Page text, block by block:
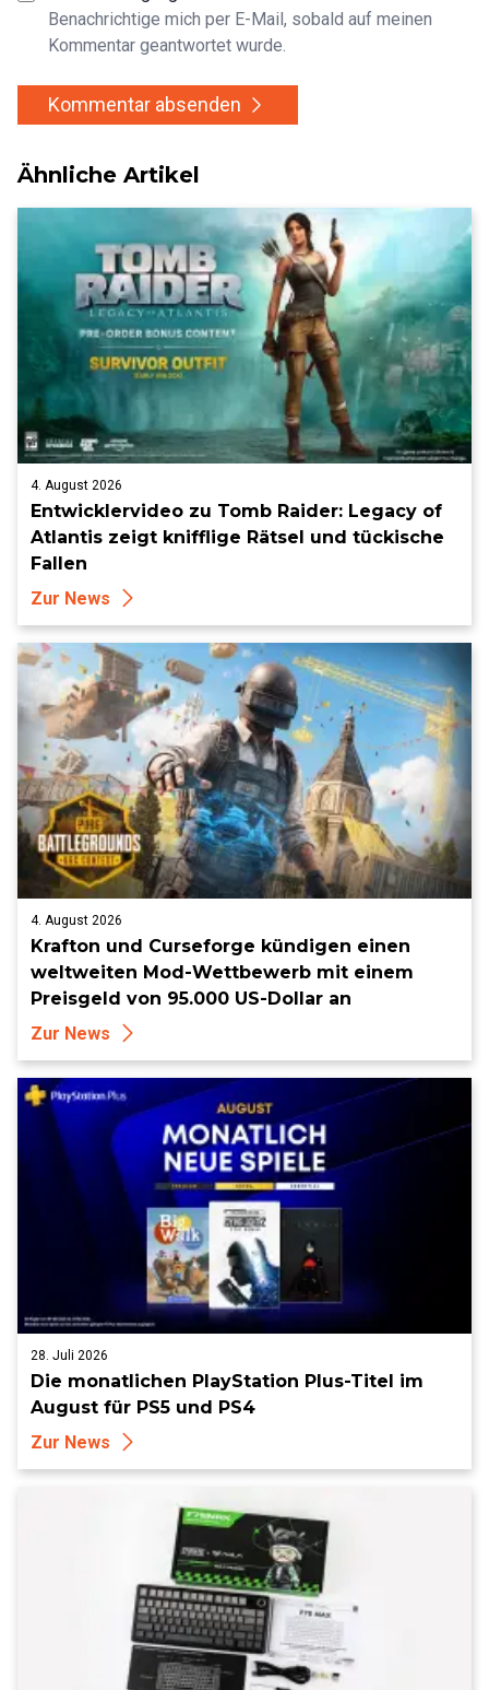
Benachrichtige mich per E-Mail, sobald auf meinen
Kommentar geantwortet wurde.
Kommentar absenden
Ähnliche Artikel
4. August 2026
Entwicklervideo zu Tomb Raider: Legacy of
Atlantis zeigt knifflige Rätsel und tückische
Fallen
Zur News
4. August 2026
Krafton und Curseforge kündigen einen
weltweiten Mod-Wettbewerb mit einem
Preisgeld von 95.000 US-Dollar an
Zur News
28. Juli 2026
Die monatlichen PlayStation Plus-Titel im
August für PS5 und PS4
Zur News